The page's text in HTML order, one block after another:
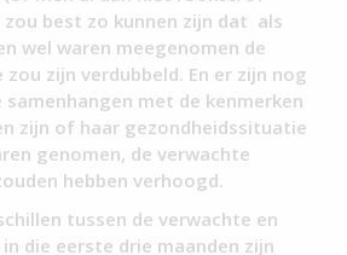
best zo kunnen zijn dat als
wel waren meegenomen de
zijn verdubbeld. En er zijn nog
met de kenmerken
zijn of haar gezondheidssituatie
genomen, de verwachte
hebben verhoogd.
tussen de verwachte en
die eerste drie maanden zijn